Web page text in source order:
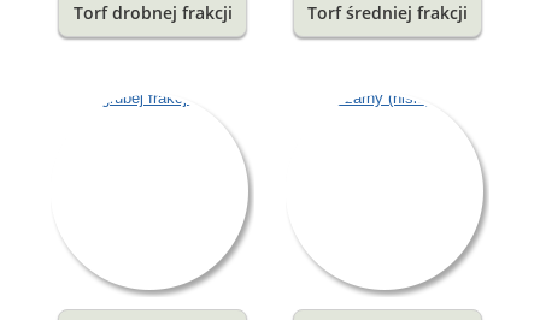
Torf drobnej frakcji Torf średniej frakcji